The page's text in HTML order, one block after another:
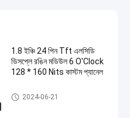
1.8 ইঞ্চি 24 পিন Tft এলসিডি
ডিসপ্লে রঙিন মডিউল 6 O'Clock
128 * 160 Nits কাস্টম প্যানেল
টিএফটি এলসিডি ডিসপ্লে
2024-06-21